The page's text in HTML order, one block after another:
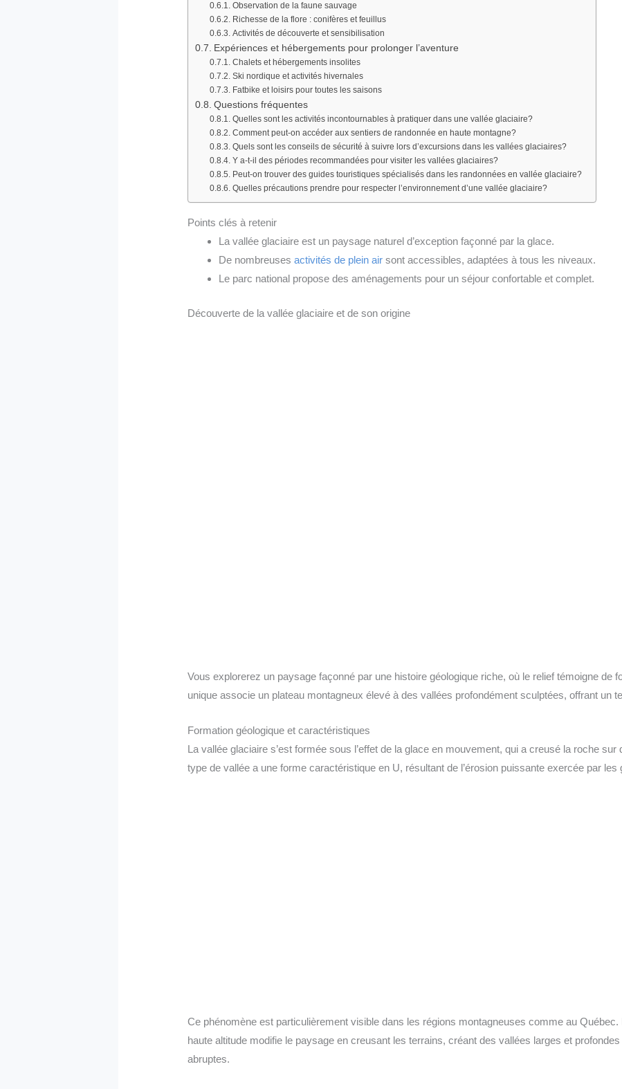
Observation de la faune sauvage
Richesse de la flore : conifères et feuillus
Activités de découverte et sensibilisation
Expériences et hébergements pour prolonger l’aventure
Chalets et hébergements insolites
Ski nordique et activités hivernales
Fatbike et loisirs pour toutes les saisons
Questions fréquentes
Quelles sont les activités incontournables à pratiquer dans une vallée glaciaire?
Comment peut-on accéder aux sentiers de randonnée en haute montagne?
Quels sont les conseils de sécurité à suivre lors d’excursions dans les vallées glaciaires?
Y a-t-il des périodes recommandées pour visiter les vallées glaciaires?
Peut-on trouver des guides touristiques spécialisés dans les randonnées en vallée glaciaire?
Quelles précautions prendre pour respecter l’environnement d’une vallée glaciaire?
Points clés à retenir
La vallée glaciaire est un paysage naturel d’exception façonné par la glace.
De nombreusesactivités de plein air sont accessibles, adaptées à tous les niveaux.
Le parc national propose des aménagements pour un séjour confortable et complet.
Découverte de la vallée glaciaire et de son origine
Vous explorerez un paysage façonné par une histoire géologique riche, où le relief témoigne de
unique associe un plateau montagneux élevé à des vallées profondément sculptées, offrant un
Formation géologique et caractéristiques
La vallée glaciaire s’est formée sous l’effet de la glace en mouvement, qui a creusé la roche sur
type de vallée a une forme caractéristique en U, résultant de l’érosion puissante exercée par les
Ce phénomène est particulièrement visible dans les régions montagneuses comme au
haute altitude modifie le paysage en creusant les terrains, créant des vallées larges et
abruptes.